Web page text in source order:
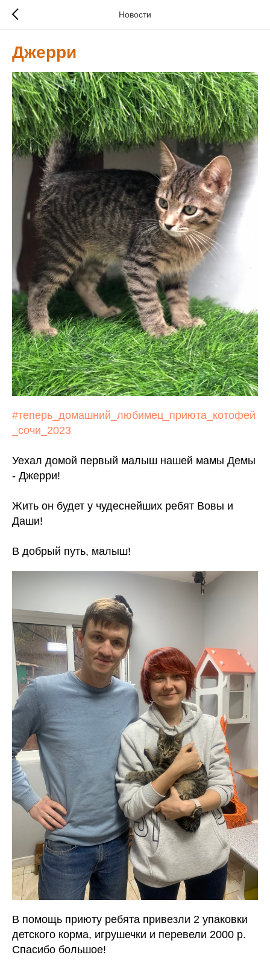
Новости
Джерри
#теперь_домашний_любимец_приюта_котофей
_сочи_2023
Уехал домой первый малыш нашей мамы Демы
- Джерри!
Жить он будет у чудеснейших ребят Вовы и
Даши!
В добрый путь, малыш!
В помощь приюту ребята привезли 2 упаковки
детского корма, игрушечки и перевели 2000 р.
Спасибо большое!